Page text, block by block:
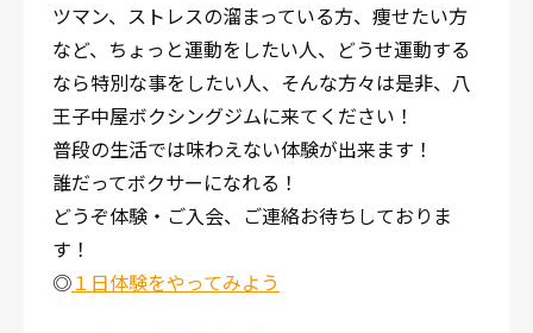
ツマン、ストレスの溜まっている方、痩せたい方
など、ちょっと運動をしたい人、どうせ運動する
なら特別な事をしたい人、そんな方々は是非、八
王子中屋ボクシングジムに来てください！
普段の生活では味わえない体験が出来ます！
誰だってボクサーになれる！
どうぞ体験・ご入会、ご連絡お待ちしておりま
す！
◎１日体験をやってみよう